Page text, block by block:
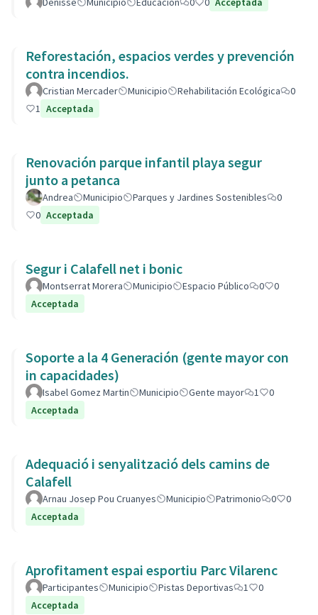
Reforestación, espacios verdes y prevención
contra incendios.
Cristian Mercader Municipio Rehabilitación Ecológica
0
1 Acceptada
Renovación parque infantil playa segur
junto a petanca
Andrea Municipio Parques y Jardines Sostenibles
0
0 Acceptada
Segur i Calafell net i bonic
Montserrat Morera Municipio Espacio Público 0
0
Acceptada
Soporte a la 4 Generación (gente mayor con
in capacidades)
Isabel Gomez Martin Municipio Gente mayor 1
0
Acceptada
Adequació i senyalització dels camins de
Calafell
Arnau Josep Pou Cruanyes Municipio Patrimonio 0
0
Acceptada
Aprofitament espai esportiu Parc Vilarenc
Participantes Municipio Pistas Deportivas 1
0
Acceptada